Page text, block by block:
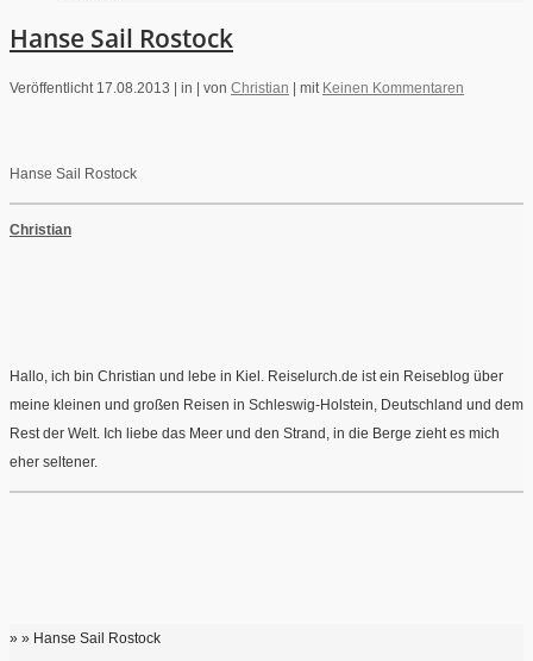
Hanse Sail Rostock
Veröffentlicht 17.08.2013 | in | von Christian mit Keinen Kommentaren
Hanse Sail Rostock
Christian
Hallo, ich bin Christian und lebe in Kiel. Reiselurch.de ist ein Reiseblog über
meine kleinen und großen Reisen in Schleswig-Holstein, Deutschland und dem
Rest der Welt. Ich liebe das Meer und den Strand, in die Berge zieht es mich
eher seltener.
» » Hanse Sail Rostock